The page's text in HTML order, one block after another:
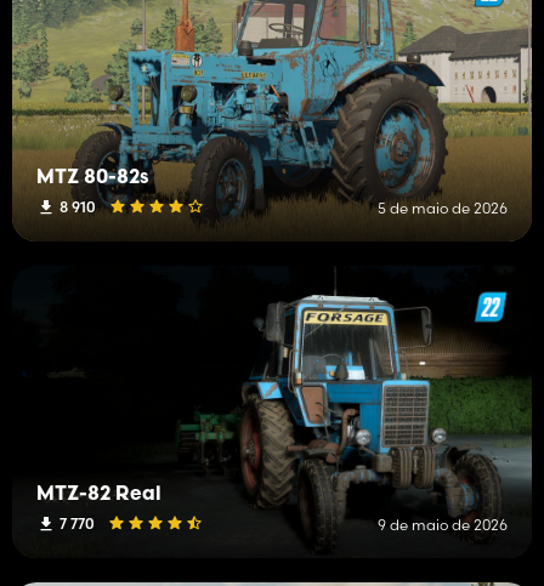
MTZ 80-82s
8 910 5 de maio de 2026
MTZ-82 Real
7 770 9 de maio de 2026